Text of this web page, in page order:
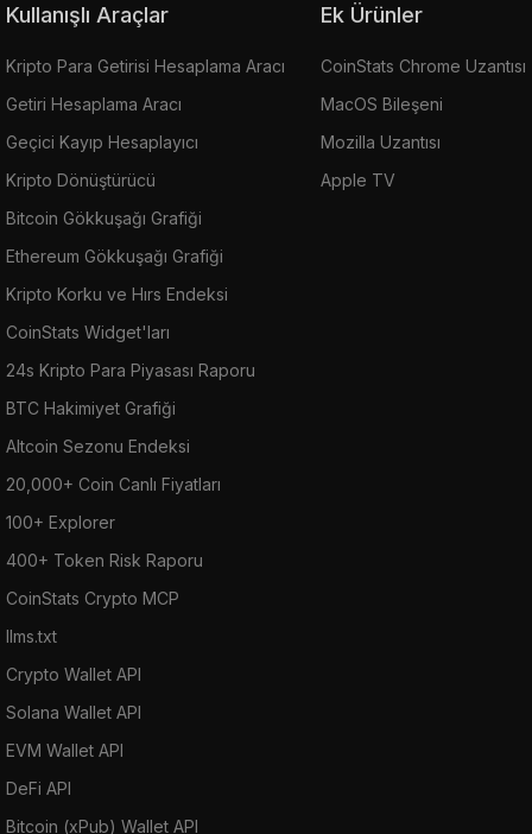
Kullanışlı Araçlar
Kripto Para Getirisi Hesaplama Aracı
Getiri Hesaplama Aracı
Geçici Kayıp Hesaplayıcı
Kripto Dönüştürücü
Bitcoin Gökkuşağı Grafiği
Ethereum Gökkuşağı Grafiği
Kripto Korku ve Hırs Endeksi
CoinStats Widget'ları
24s Kripto Para Piyasası Raporu
BTC Hakimiyet Grafiği
Altcoin Sezonu Endeksi
20,000+ Coin Canlı Fiyatları
100+ Explorer
400+ Token Risk Raporu
CoinStats Crypto MCP
llms.txt
Crypto Wallet API
Solana Wallet API
EVM Wallet API
DeFi API
Bitcoin (xPub) Wallet API
Ek Ürünler
CoinStats Chrome Uzantısı
MacOS Bileşeni
Mozilla Uzantısı
Apple TV